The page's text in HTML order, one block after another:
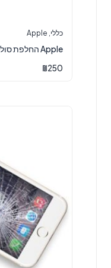
כללי,
Apple
Apple החלפת סוללה למכשיר iPhone 12
₪250